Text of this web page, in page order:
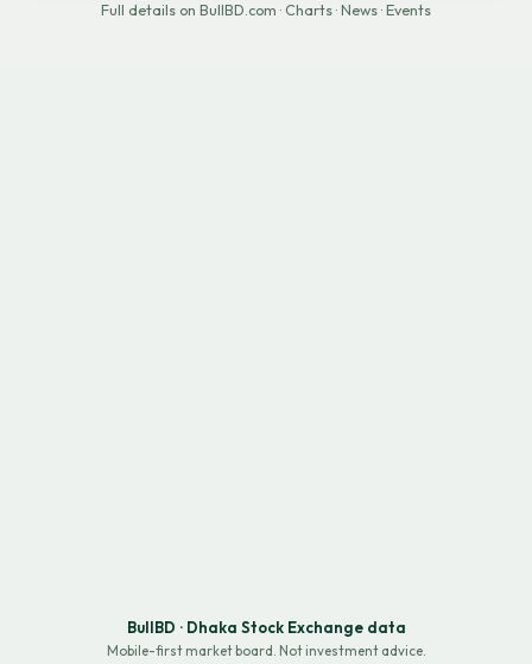
Full details on BullBD.com · Charts · News · Events
BullBD · Dhaka Stock Exchange data
Mobile-first market board. Not investment advice.